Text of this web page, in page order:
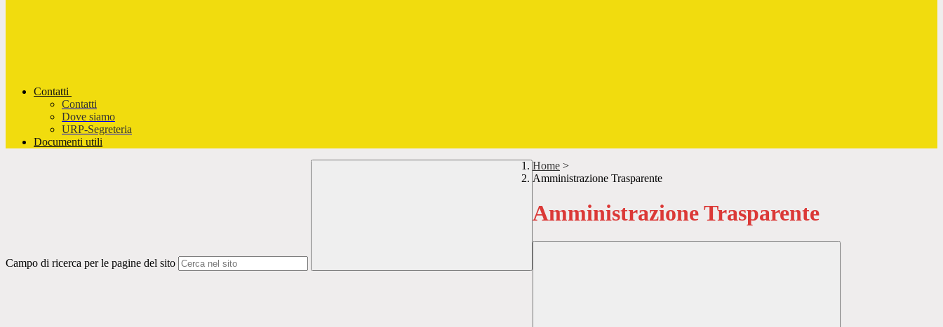
Contatti
Contatti
Dove siamo
URP-Segreteria
Documenti utili
Campo di ricerca per le pagine del sito
Home >
Amministrazione Trasparente
Amministrazione Trasparente